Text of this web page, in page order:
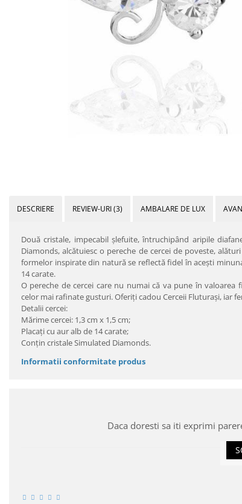
DESCRIERE REVIEW-URI(3) AMBALARE DE LUX
Două cristale, impecabil şlefuite, întruchipând aripile
Diamonds, alcătuiesc o pereche de cercei de poveste,
formelor inspirate din natură se reflectă fidel în aceşti
14 carate.
O pereche de cercei care nu numai că va pune în
celor mai rafinate gusturi. Oferiţi cadou Cerceii Fluturaşi, iar
Detalii cercei:
Mărime cercei: 1,3 cm x 1,5 cm;
Placaţi cu aur alb de 14 carate;
Conţin cristale Simulated Diamonds.
Informatii conformitate produs
Daca doresti sa iti exprimi